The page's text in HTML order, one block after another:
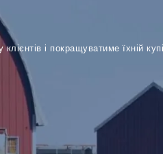
і покращуватиме їхній